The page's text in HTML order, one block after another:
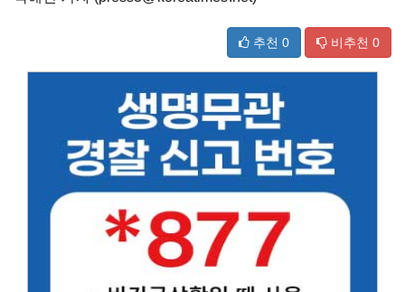
추천 0 비추천 0